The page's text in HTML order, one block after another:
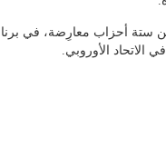
ستة أحزاب معارِضة، في
الاتحاد الأوروبي.